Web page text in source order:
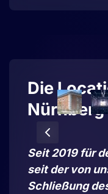
Die
Nürnberg
© Simeon
Seit 2019 für
seit der von
Schließung